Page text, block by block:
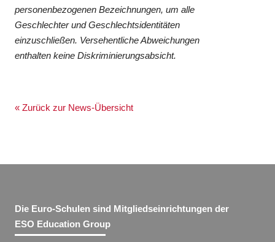
personenbezogenen Bezeichnungen, um alle
Geschlechter und Geschlechtsidentitäten
einzuschließen. Versehentliche Abweichungen
enthalten keine Diskriminierungsabsicht.
« Zurück zur News-Übersicht
Die Euro-Schulen sind Mitgliedseinrichtungen der
ESO Education Group